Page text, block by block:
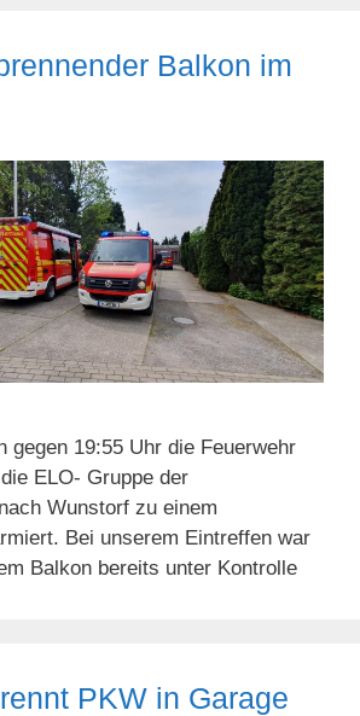
Balkon im
gegen 19:55 Uhr die Feuerwehr
ELO- Gruppe der
Wunstorf zu einem
Bei unserem Eintreffen war
Balkon bereits unter Kontrolle
PKW in Garage